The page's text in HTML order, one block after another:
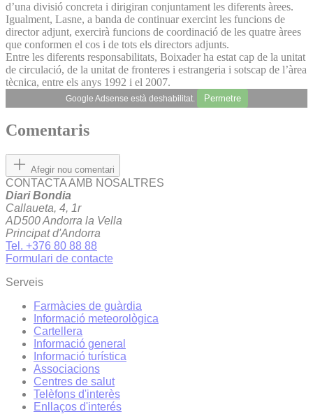
d’una divisió concreta i dirigiran conjuntament les diferents àrees.
Igualment, Lasne, a banda de continuar exercint les funcions de
director adjunt, exercirà funcions de coordinació de les quatre àrees
que conformen el cos i de tots els directors adjunts.
Entre les diferents responsabilitats, Boixader ha estat cap de la unitat
de circulació, de la unitat de fronteres i estrangeria i sotscap de l’àrea
tècnica, entre els anys 1992 i el 2007.
Google Adsense està deshabilitat. Permetre
Comentaris
Afegir nou comentari
CONTACTA AMB NOSALTRES
Diari Bondia
Callaueta, 4, 1r
AD500 Andorra la Vella
Principat d'Andorra
Tel. +376 80 88 88
Formulari de contacte
Serveis
Farmàcies de guàrdia
Informació meteorològica
Cartellera
Informació general
Informació turística
Associacions
Centres de salut
Telèfons d'interès
Enllaços d'interés